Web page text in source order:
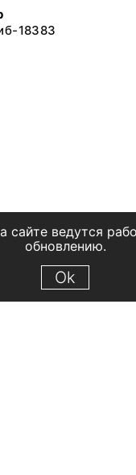
18383
сайте ведутся
обновлению.
Ok